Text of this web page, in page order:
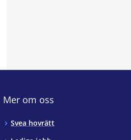
Mer om oss
Svea hovrätt